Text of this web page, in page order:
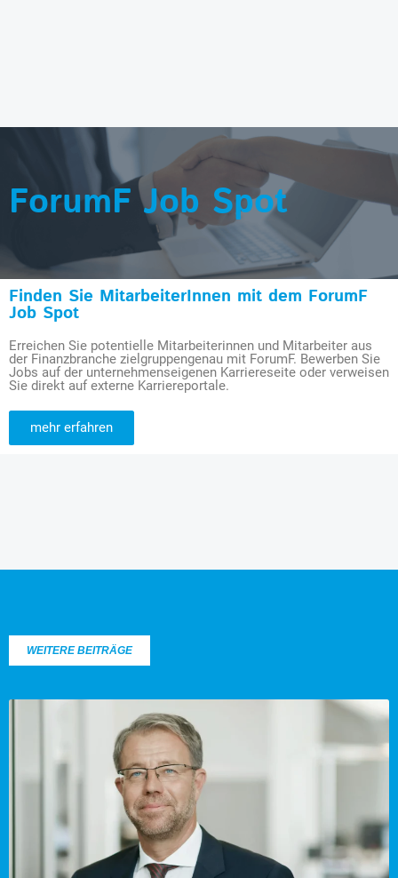
ForumF Job Spot
Finden Sie MitarbeiterInnen mit dem ForumF
Job Spot
Erreichen Sie potentielle Mitarbeiterinnen und Mitarbeiter aus
der Finanzbranche zielgruppengenau mit ForumF. Bewerben Sie
Jobs auf der unternehmenseigenen Karriereseite oder verweisen
Sie direkt auf externe Karriereportale.
mehr erfahren
WEITERE BEITRÄGE